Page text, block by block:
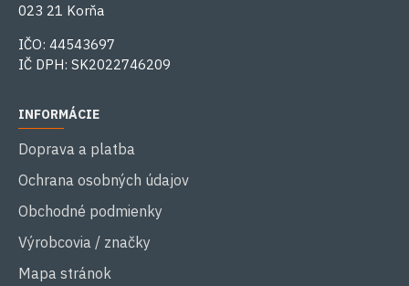
023 21 Korňa
IČO: 44543697
IČ DPH: SK2022746209
INFORMÁCIE
Doprava a platba
Ochrana osobných údajov
Obchodné podmienky
Výrobcovia / značky
Mapa stránok